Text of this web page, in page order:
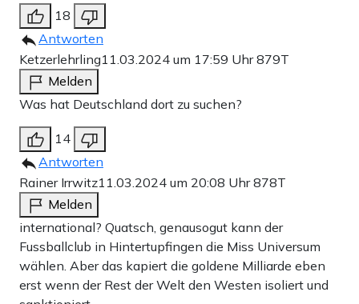
18
Antworten
Ketzerlehrling11.03.2024 um 17:59 Uhr879T
Melden
Was hat Deutschland dort zu suchen?
14
Antworten
Rainer Irrwitz11.03.2024 um 20:08 Uhr878T
Melden
international? Quatsch, genausogut kann der
Fussballclub in Hintertupfingen die Miss Universum
wählen. Aber das kapiert die goldene Milliarde eben
erst wenn der Rest der Welt den Westen isoliert und